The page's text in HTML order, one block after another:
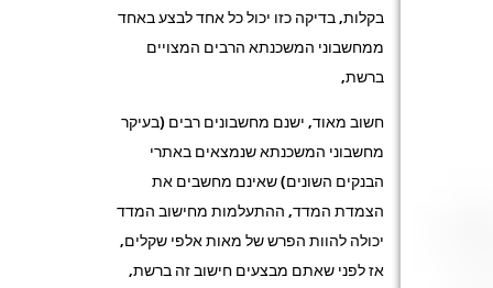
בקלות, בדיקה כזו יכול כל אחד לבצע באחד
ממחשבוני המשכנתא הרבים המצויים
ברשת,
חשוב מאוד, ישנם מחשבונים רבים (בעיקר
מחשבוני המשכנתא שנמצאים באתרי
הבנקים השונים) שאינם מחשבים את
הצמדת המדד, ההתעלמות מחישוב המדד
יכולה להוות הפרש של מאות אלפי שקלים,
אז לפני שאתם מבצעים חישוב זה ברשת,